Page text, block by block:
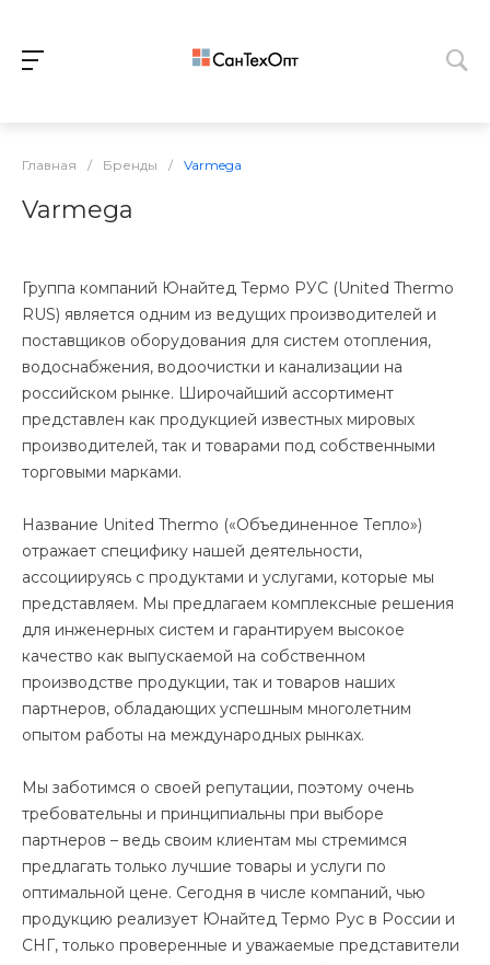
Главная / Бренды / Varmega
Varmega
Группа компаний Юнайтед Термо РУС (United Thermo
RUS) является одним из ведущих производителей и
поставщиков оборудования для систем отопления,
водоснабжения, водоочистки и канализации на
российском рынке. Широчайший ассортимент
представлен как продукцией известных мировых
производителей, так и товарами под собственными
торговыми марками.
Название United Thermo («Объединенное Тепло»)
отражает специфику нашей деятельности,
ассоциируясь с продуктами и услугами, которые мы
представляем. Мы предлагаем комплексные решения
для инженерных систем и гарантируем высокое
качество как выпускаемой на собственном
производстве продукции, так и товаров наших
партнеров, обладающих успешным многолетним
опытом работы на международных рынках.
Мы заботимся о своей репутации, поэтому очень
требовательны и принципиальны при выборе
партнеров – ведь своим клиентам мы стремимся
предлагать только лучшие товары и услуги по
оптимальной цене. Сегодня в числе компаний, чью
продукцию реализует Юнайтед Термо Рус в России и
СНГ, только проверенные и уважаемые представители